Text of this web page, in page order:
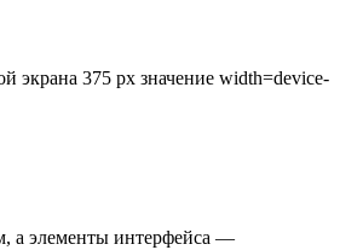
экрана 375 px значение width=device-
а элементы интерфейса —